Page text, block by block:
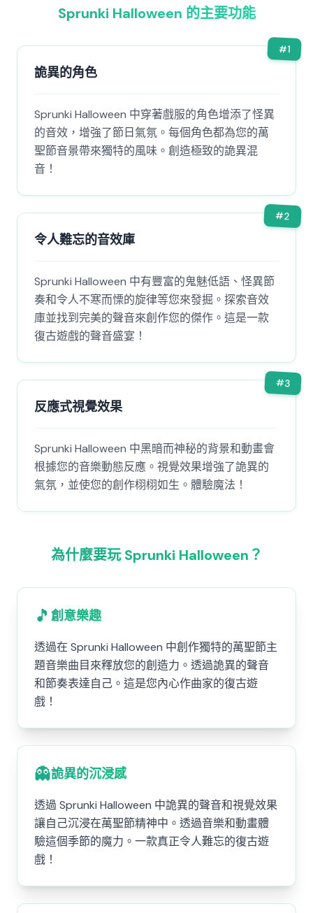
Sprunki Halloween 的主要功能
#1
詭異的角色
Sprunki Halloween 中穿著戲服的角色增添了怪異
的音效，增強了節日氣氛。每個角色都為您的萬
聖節音景帶來獨特的風味。創造極致的詭異混
音！
#2
令人難忘的音效庫
Sprunki Halloween 中有豐富的鬼魅低語、怪異節
奏和令人不寒而慄的旋律等您來發掘。探索音效
庫並找到完美的聲音來創作您的傑作。這是一款
復古遊戲的聲音盛宴！
#3
反應式視覺效果
Sprunki Halloween 中黑暗而神秘的背景和動畫會
根據您的音樂動態反應。視覺效果增強了詭異的
氣氛，並使您的創作栩栩如生。體驗魔法！
為什麼要玩 Sprunki Halloween？
🎵 創意樂趣
透過在 Sprunki Halloween 中創作獨特的萬聖節主
題音樂曲目來釋放您的創造力。透過詭異的聲音
和節奏表達自己。這是您內心作曲家的復古遊
戲！
👻詭異的沉浸感
透過 Sprunki Halloween 中詭異的聲音和視覺效果
讓自己沉浸在萬聖節精神中。透過音樂和動畫體
驗這個季節的魔力。一款真正令人難忘的復古遊
戲！